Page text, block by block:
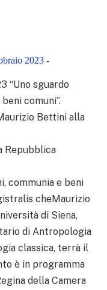
2023 -
“Uno sguardo
comuni”.
Bettini alla
Repubblica
communia e beni
cheMaurizio
di Siena,
di Antropologia
classica, terrà il
è in programma
della Camera